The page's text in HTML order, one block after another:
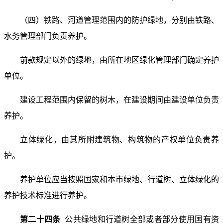
（四）铁路、河道管理范围内的防护绿地，分别由铁路、
水务管理部门负责养护。
前款规定以外的绿地，由所在地区绿化管理部门确定养护
单位。
建设工程范围内保留的树木，在建设期间由建设单位负责
养护。
立体绿化，由其所附建筑物、构筑物的产权单位负责养
护。
养护单位应当按照国家和本市绿地、行道树、立体绿化的
养护技术标准进行养护。
第二十四条 公共绿地和行道树全部或者部分使用国有资